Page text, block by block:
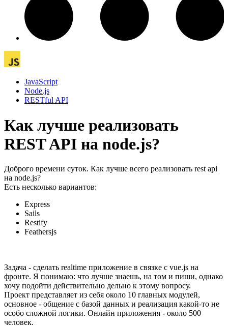
JavaScript
Node.js
RESTful API
Как лучше реализовать
REST API на node.js?
Доброго времени суток. Как лучше всего реализовать rest api
на node.js?
Есть несколько вариантов:
Express
Sails
Restify
Feathersjs
Задача - сделать realtime приложение в связке с vue.js на
фронте. Я понимаю: что лучше знаешь, на том и пиши, однако
хочу подойти действительно дельно к этому вопросу.
Проект представляет из себя около 10 главных модулей,
основное - общение с базой данных и реализация какой-то не
особо сложной логики. Онлайн приложения - около 500
человек.